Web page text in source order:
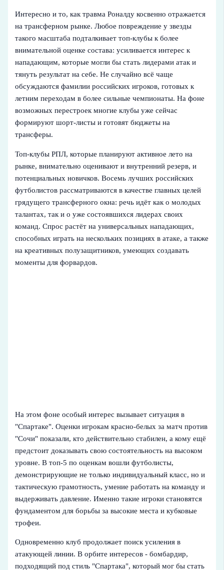
Интересно и то, как травма Роналду косвенно отражается
на трансферном рынке. Любое повреждение у звезды
такого масштаба подталкивает топ-клубы к более
внимательной оценке состава: усиливается интерес к
нападающим, которые могли бы стать лидерами атак и
тянуть результат на себе. Не случайно всё чаще
обсуждаются фамилии российских игроков, готовых к
летним переходам в более сильные чемпионаты. На фоне
возможных перестроек многие клубы уже сейчас
формируют шорт-листы и готовят бюджеты на
трансферы.
Топ-клубы РПЛ, которые планируют активное лето на
рынке, внимательно оценивают и внутренний резерв, и
потенциальных новичков. Восемь лучших российских
футболистов рассматриваются в качестве главных целей
грядущего трансферного окна: речь идёт как о молодых
талантах, так и о уже состоявшихся лидерах своих
команд. Спрос растёт на универсальных нападающих,
способных играть на нескольких позициях в атаке, а также
на креативных полузащитников, умеющих создавать
моменты для форвардов.
На этом фоне особый интерес вызывает ситуация в
"Спартаке". Оценки игрокам красно-белых за матч против
"Сочи" показали, кто действительно стабилен, а кому ещё
предстоит доказывать свою состоятельность на высоком
уровне. В топ-5 по оценкам вошли футболисты,
демонстрирующие не только индивидуальный класс, но и
тактическую грамотность, умение работать на команду и
выдерживать давление. Именно такие игроки становятся
фундаментом для борьбы за высокие места и кубковые
трофеи.
Одновременно клуб продолжает поиск усиления в
атакующей линии. В орбите интересов - бомбардир,
подходящий под стиль "Спартака", который мог бы стать